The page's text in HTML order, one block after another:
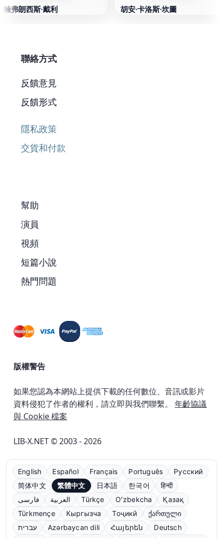
翰弗朗西斯·戴利 胡安·卡洛斯·坎圖
聯絡方式
反饋意見
反饋形式
隱私政策
交貨和付款
幫助
演員
視頻
短篇小說
熱門問題
版權警告
如果您認為本網站上提供下載的任何數位、音訊或影片
資料侵犯了作者的權利，請立即與我們聯繫。 年齡協議
與 Cookie 檔案
LIB-X.NET © 2003 - 2026
English Español Français Português
Русский
简体中文
繁體中文 日本語 한국어
हिन्दी
فارسی
العربية Türkçe Oʻzbekcha
Қазақ
Türkmençe
Кыргызча Тоҷикӣ
ქართული
עברית
Azərbaycan dili Հայերեն
Deutsch